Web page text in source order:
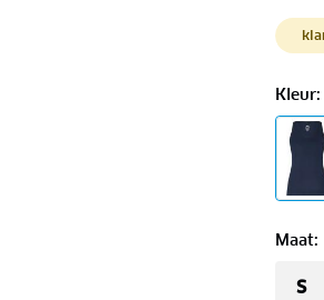
Kleur:
Maat:
S